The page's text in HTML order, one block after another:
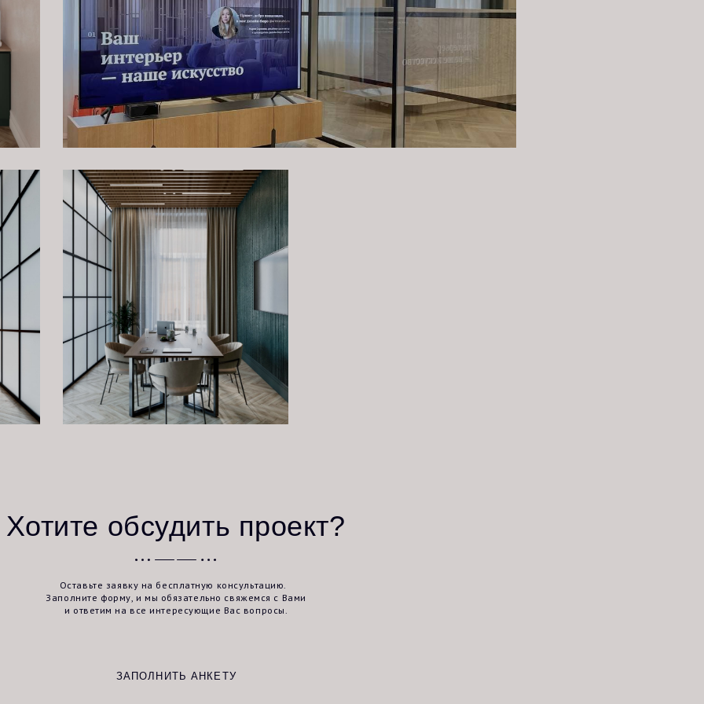
обсудить проект?
ЗАПОЛНИТЬ АНКЕТУ
Оставьте заявку на бесплатную консультацию.
Заполните форму, и мы обязательно свяжемся с Вами
и ответим на все интересующие Вас вопросы.
на обработку